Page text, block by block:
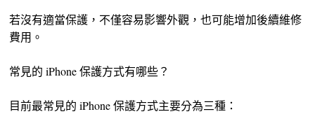
若沒有適當保護，不僅容易影響外觀，也可能增加後續維修
費用。
常見的 iPhone 保護方式有哪些？
目前最常見的 iPhone 保護方式主要分為三種：